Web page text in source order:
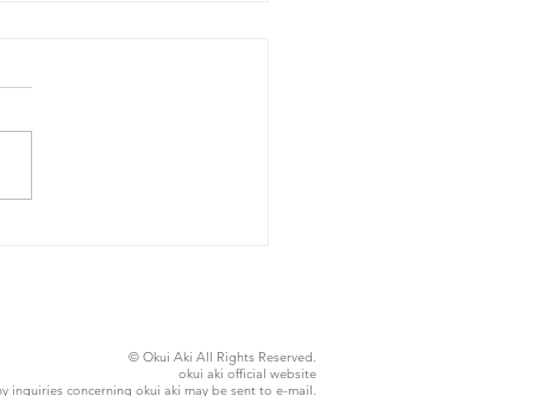
© Okui Aki All Rights Reserved.
okui aki official website
inquiries concerning okui aki may be sent to e-mail.